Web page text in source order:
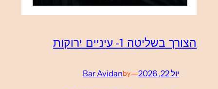
הצורך בשליטה 1- עיניים ירוקות
יול 22, 2026 —
by
Bar Avidan